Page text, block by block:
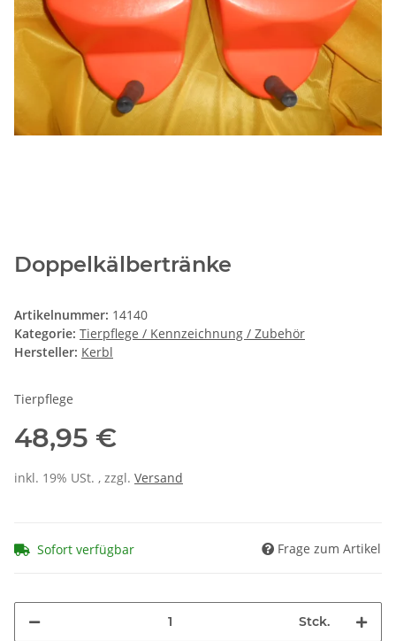
Doppelkälbertränke
Artikelnummer: 14140
Kategorie: Tierpflege / Kennzeichnung / Zubehör
Hersteller: Kerbl
Tierpflege
48,95 €
inkl. 19% USt. , zzgl. Versand
Sofort verfügbar Frage zum Artikel
Stck.